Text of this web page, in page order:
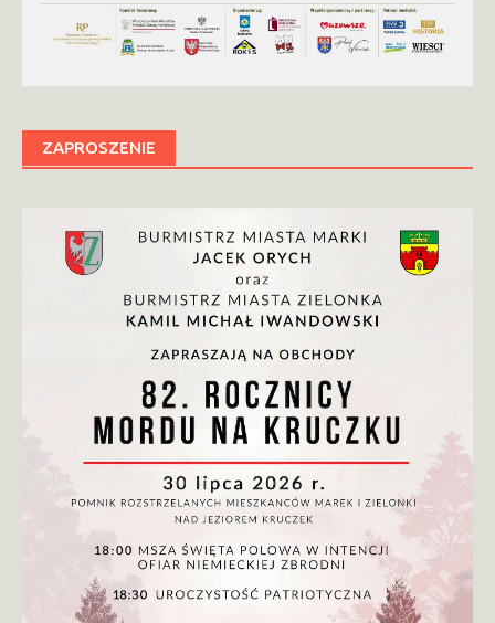
ZAPROSZENIE